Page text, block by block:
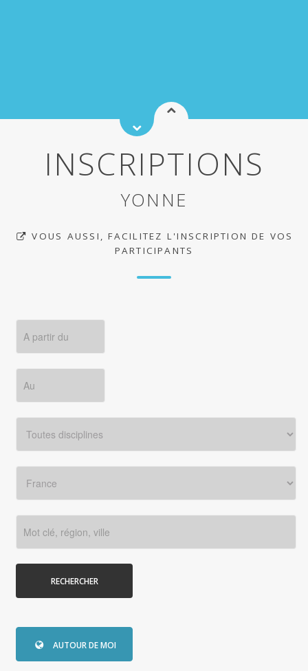
INSCRIPTIONS
YONNE
VOUS AUSSI, FACILITEZ L'INSCRIPTION DE VOS
PARTICIPANTS
RECHERCHER
AUTOUR DE MOI